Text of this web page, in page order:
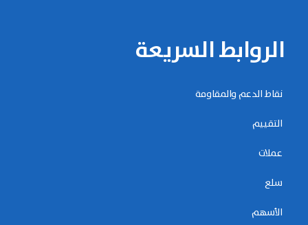
الروابط السريعة
نقاط الدعم والمقاومة
التقييم
عملات
سلع
الأسهم